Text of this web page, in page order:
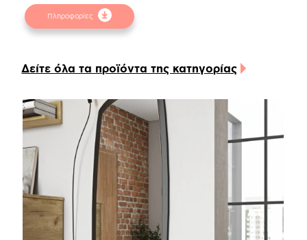
ηλεκτροστατική βαφή.
Τα μαξιλάρια που ολοκληρώνουν το στυλ του
το επιτρέπει, δημιουργώντας παράλληλα μια
Όλα τα υλικά που χρησιμοποιούνται για την
κατασκευή του κρεβατιού είναι υψηλών
προδιαγραφών και διαθέτουν anti-scratch coating
για μεγάλη αντοχή στις γρατζουνιές και τα
χτυπήματα και ευκολία στο καθάρισμα και των πιο
δύσκολων λεκέδων.
Επίσης, το κρεβάτι είναι εξοπλισμένο με ειδικά
λάστιχα προς αποφυγήν οποιουδήποτε τριξίματος
αλλά και καλύτερη στήριξη του στρώματος.
Πληροφορίες
Δείτε όλα τα προϊόντα της κατηγορίας